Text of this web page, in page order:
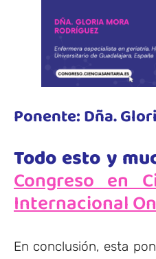
Ponente: Dña.
Todo esto y
Congreso en
Internacional
En conclusión, esta